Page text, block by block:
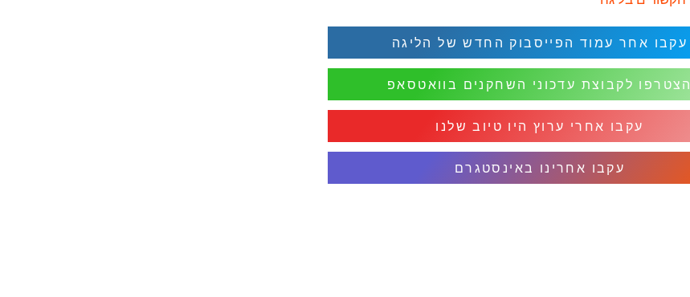
עקבו אחר עמוד הפייסבוק החדש של הליגה
הצטרפו לקבוצת עדכוני השחקנים בוואטסאפ
עקבו אחרי ערוץ היו טיוב שלנו
עקבו אחרינו באינסטגרם